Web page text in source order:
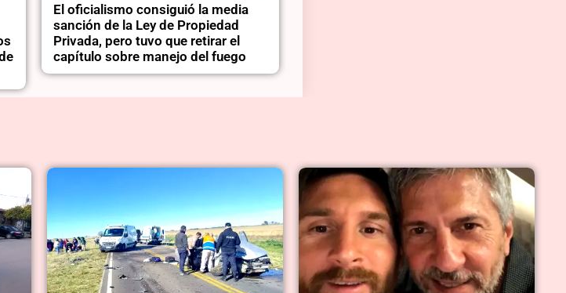
El oficialismo consiguió la media
sanción de la Ley de Propiedad
Privada, pero tuvo que retirar el
capítulo sobre manejo del fuego